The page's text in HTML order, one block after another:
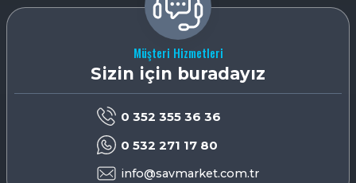
Müşteri Hizmetleri
Sizin için buradayız
0 352 355 36 36
0 532 271 17 80
info@savmarket.com.tr